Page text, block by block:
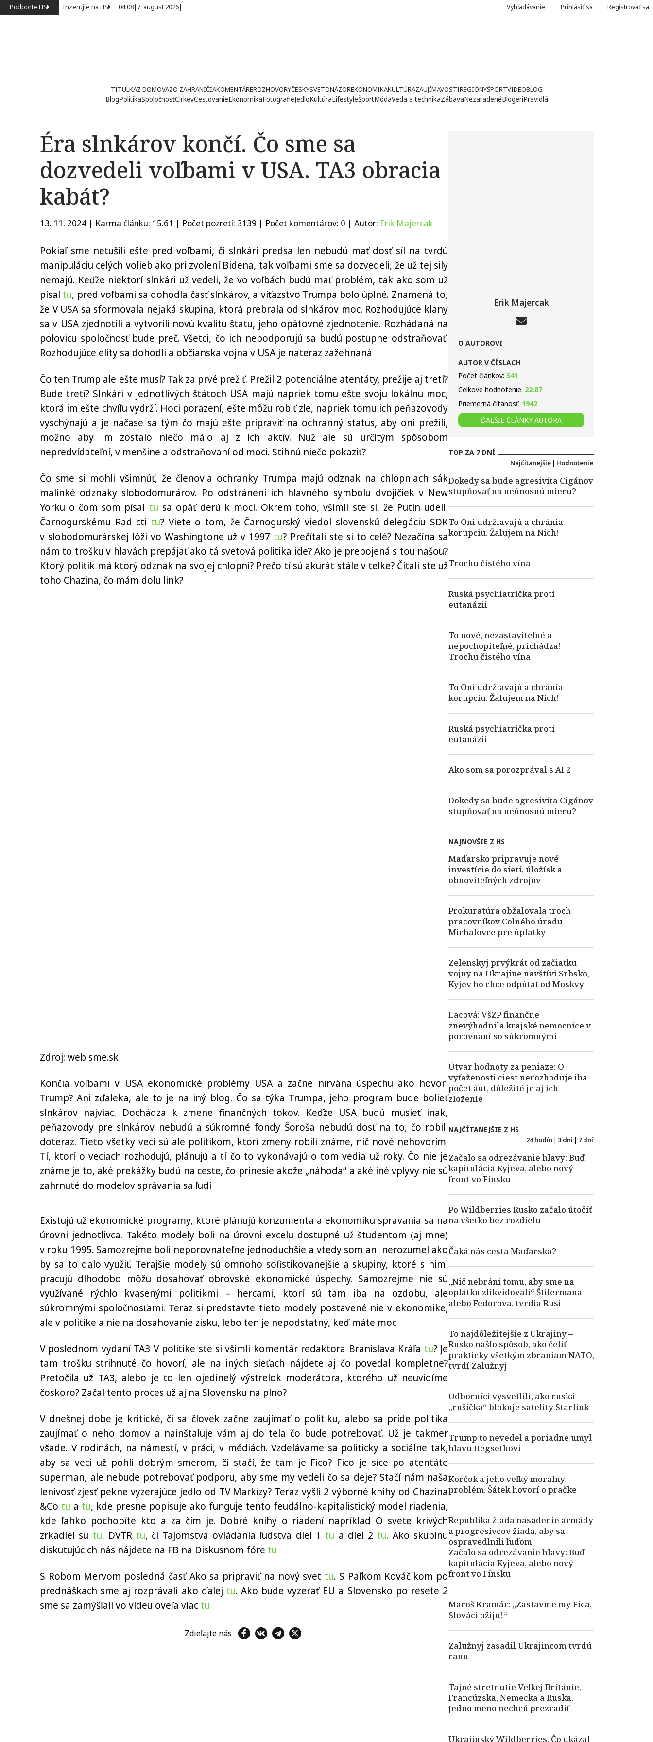
Podporte HS Inzerujte na HS 04:08| 7. august 2026| Vyhľadávanie Prihlásiť sa Registrovať sa
TITULKAZ DOMOVAZO ZAHRANIČIAKOMENTÁREROZHOVORYČESKYSVETONÁZOREKONOMIKAKULTÚRAZAUJÍMAVOSTIREGIÓNYŠPORTVIDEOBLOG
BlogPolitikaSpoločnosťCirkevCestovanieEkonomikaFotografieJedloKultúraLifestyleŠportMódaVeda a technikaZábavaNezaradenéBlogeriPravidlá
Éra slnkárov končí. Čo sme sa
dozvedeli voľbami v USA. TA3 obracia
kabát?
13. 11. 2024 | Karma článku: 15.61 | Počet pozretí: 3139 | Počet komentárov: 0 | Autor: Erik Majercak
Pokiaľ sme netušili ešte pred voľbami, či slnkári predsa len nebudú mať dosť síl na tvrdú
manipuláciu celých volieb ako pri zvolení Bidena, tak voľbami sme sa dozvedeli, že už tej sily
nemajú. Keďže niektorí slnkári už vedeli, že vo voľbách budú mať problém, tak ako som už
písal tu, pred voľbami sa dohodla časť slnkárov, a víťazstvo Trumpa bolo úplné. Znamená to,
že V USA sa sformovala nejaká skupina, ktorá prebrala od slnkárov moc. Rozhodujúce klany
sa v USA zjednotili a vytvorili novú kvalitu štátu, jeho opätovné zjednotenie. Rozhádaná na
polovicu spoločnosť bude preč. Všetci, čo ich nepodporujú sa budú postupne odstraňovať.
Rozhodujúce elity sa dohodli a občianska vojna v USA je nateraz zažehnaná
Čo ten Trump ale ešte musí? Tak za prvé prežiť. Prežil 2 potenciálne atentáty, prežije aj tretí?
Bude tretí? Slnkári v jednotlivých štátoch USA majú napriek tomu ešte svoju lokálnu moc,
ktorá im ešte chvíľu vydrží. Hoci porazení, ešte môžu robiť zle, napriek tomu ich peňazovody
vyschýnajú a je načase sa tým čo majú ešte pripraviť na ochranný status, aby oni prežili,
možno aby im zostalo niečo málo aj z ich aktív. Nuž ale sú určitým spôsobom
nepredvídateľní, v menšine a odstraňovaní od moci. Stihnú niečo pokaziť?
Čo sme si mohli všimnúť, že členovia ochranky Trumpa majú odznak na chlopniach sák
malinké odznaky slobodomurárov. Po odstránení ich hlavného symbolu dvojičiek v New
Yorku o čom som písal tu sa opäť derú k moci. Okrem toho, všimli ste si, že Putin udelil
Čarnogurskému Rad cti tu? Viete o tom, že Čarnogurský viedol slovenskú delegáciu SDK
v slobodomurárskej lóži vo Washingtone už v 1997 tu? Prečítali ste si to celé? Nezačína sa
nám to trošku v hlavách prepájať ako tá svetová politika ide? Ako je prepojená s tou našou?
Ktorý politik má ktorý odznak na svojej chlopni? Prečo tí sú akurát stále v telke? Čítali ste už
toho Chazina, čo mám dolu link?
Zdroj: web sme.sk
Končia voľbami v USA ekonomické problémy USA a začne nirvána úspechu ako hovorí
Trump? Ani zďaleka, ale to je na iný blog. Čo sa týka Trumpa, jeho program bude bolieť
slnkárov najviac. Dochádza k zmene finančných tokov. Keďže USA budú musieť inak,
peňazovody pre slnkárov nebudú a súkromné fondy Šoroša nebudú dosť na to, čo robili
doteraz. Tieto všetky veci sú ale politikom, ktorí zmeny robili známe, nič nové nehovorím.
Tí, ktorí o veciach rozhodujú, plánujú a tí čo to vykonávajú o tom vedia už roky. Čo nie je
známe je to, aké prekážky budú na ceste, čo prinesie akože „náhoda“ a aké iné vplyvy nie sú
zahrnuté do modelov správania sa ľudí
Existujú už ekonomické programy, ktoré plánujú konzumenta a ekonomiku správania sa na
úrovni jednotlivca. Takéto modely boli na úrovni excelu dostupné už študentom (aj mne)
v roku 1995. Samozrejme boli neporovnateľne jednoduchšie a vtedy som ani nerozumel ako
by sa to dalo využiť. Terajšie modely sú omnoho sofistikovanejšie a skupiny, ktoré s nimi
pracujú dlhodobo môžu dosahovať obrovské ekonomické úspechy. Samozrejme nie sú
využívané rýchlo kvasenými politikmi – hercami, ktorí sú tam iba na ozdobu, ale
súkromnými spoločnosťami. Teraz si predstavte tieto modely postavené nie v ekonomike,
ale v politike a nie na dosahovanie zisku, lebo ten je nepodstatný, keď máte moc
V poslednom vydaní TA3 V politike ste si všimli komentár redaktora Branislava Kráľa tu? Je
tam trošku strihnuté čo hovorí, ale na iných sieťach nájdete aj čo povedal kompletne?
Pretočila už TA3, alebo je to len ojedinelý výstrelok moderátora, ktorého už neuvidíme
čoskoro? Začal tento proces už aj na Slovensku na plno?
V dnešnej dobe je kritické, či sa človek začne zaujímať o politiku, alebo sa príde politika
zaujímať o neho domov a nainštaluje vám aj do tela čo bude potrebovať. Už je takmer
všade. V rodinách, na námestí, v práci, v médiách. Vzdelávame sa politicky a sociálne tak,
aby sa veci už pohli dobrým smerom, či stačí, že tam je Fico? Fico je síce po atentáte
superman, ale nebude potrebovať podporu, aby sme my vedeli čo sa deje? Stačí nám naša
lenivosť zjesť pekne vyzerajúce jedlo od TV Markízy? Teraz vyšli 2 výborné knihy od Chazina
&Co tu a tu, kde presne popisuje ako funguje tento feudálno-kapitalistický model riadenia,
kde ľahko pochopíte kto a za čím je. Dobré knihy o riadení napríklad O svete krivých
zrkadiel sú tu, DVTR tu, či Tajomstvá ovládania ľudstva diel 1 tu a diel 2 tu. Ako skupinu
diskutujúcich nás nájdete na FB na Diskusnom fóre tu
S Robom Mervom posledná časť Ako sa pripraviť na nový svet tu. S Paľkom Kováčikom po
prednáškach sme aj rozprávali ako ďalej tu. Ako bude vyzerať EU a Slovensko po resete 2
sme sa zamýšľali vo videu oveľa viac tu
Zdieľajte nás
Erik Majercak
O AUTOROVI
AUTOR V ČÍSLACH
Počet článkov: 341
Celkové hodnotenie: 22.87
Priemerná čítanosť: 1942
ĎALŠIE ČLÁNKY AUTORA
TOP ZA 7 DNÍ
Najčítanejšie | Hodnotenie
Dokedy sa bude agresivita Cigánov
stupňovať na neúnosnú mieru?
To Oni udržiavajú a chránia
korupciu. Žalujem na Nich!
Trochu čistého vína
Ruská psychiatrička proti
eutanázii
To nové, nezastaviteľné a
nepochopiteľné, prichádza!
Trochu čistého vína
To Oni udržiavajú a chránia
korupciu. Žalujem na Nich!
Ruská psychiatrička proti
eutanázii
Ako som sa porozprával s AI 2
Dokedy sa bude agresivita Cigánov
stupňovať na neúnosnú mieru?
NAJNOVŠIE Z HS
Maďarsko pripravuje nové
investície do sietí, úložísk a
obnoviteľných zdrojov
Prokuratúra obžalovala troch
pracovníkov Colného úradu
Michalovce pre úplatky
Zelenskyj prvýkrát od začiatku
vojny na Ukrajine navštívi Srbsko,
Kyjev ho chce odpútať od Moskvy
Lacová: VšZP finančne
znevýhodnila krajské nemocnice v
porovnaní so súkromnými
Útvar hodnoty za peniaze: O
vyťaženosti ciest nerozhoduje iba
počet áut, dôležité je aj ich
zloženie
NAJČÍTANEJŠIE Z HS
24 hodín | 3 dni | 7 dní
Začalo sa odrezávanie hlavy: Buď
kapitulácia Kyjeva, alebo nový
front vo Fínsku
Po Wildberries Rusko začalo útočiť
na všetko bez rozdielu
Čaká nás cesta Maďarska?
„Nič nebráni tomu, aby sme na
oplátku zlikvidovali“ Štilermana
alebo Fedorova, tvrdia Rusi
To najdôležitejšie z Ukrajiny –
Rusko našlo spôsob, ako čeliť
prakticky všetkým zbraniam NATO,
tvrdí Zalužnyj
Odborníci vysvetlili, ako ruská
„rušička“ blokuje satelity Starlink
Trump to nevedel a poriadne umyl
hlavu Hegsethovi
Korčok a jeho veľký morálny
problém. Šátek hovorí o pračke
Republika žiada nasadenie armády
a progresívcov žiada, aby sa
ospravedlnili ľuďom
Začalo sa odrezávanie hlavy: Buď
kapitulácia Kyjeva, alebo nový
front vo Fínsku
Maroš Kramár: „Zastavme my Fica,
Slováci ožijú!“
Zalužnyj zasadil Ukrajincom tvrdú
ranu
Tajné stretnutie Veľkej Británie,
Francúzska, Nemecka a Ruska.
Jedno meno nechcú prezradiť
Ukrajinský Wildberries. Čo ukázal